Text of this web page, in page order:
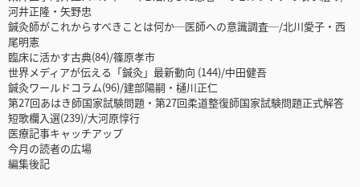
河井正隆・矢野忠
鍼灸師がこれからすべきことは何か─医師への意識調査─/北川愛子・西
尾明憲
臨床に活かす古典(84)/篠原孝市
世界メディアが伝える「鍼灸」最新動向 (144)/中田健吾
鍼灸ワールドコラム(96)/建部陽嗣・樋川正仁
第27回あはき師国家試験問題・第27回柔道整復師国家試験問題正式解答
短歌欄入選(239)/大河原惇行
医療記事キャッチアップ
今月の読者の広場
編集後記